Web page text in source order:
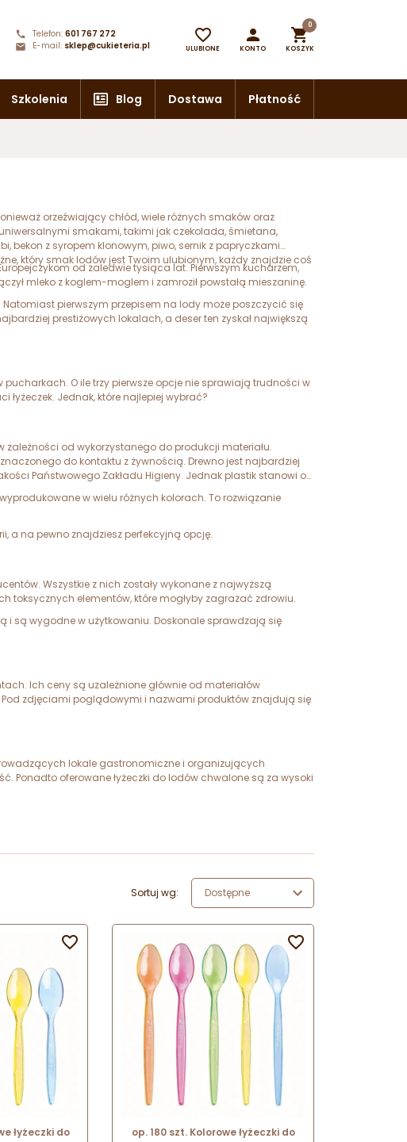
Telefon: 601 767 272
E-mail: sklep@cukieteria.pl

ULUBIONE

KONTO

0
KOSZYK
Szkolenia Blog Dostawa Płatność
orzeźwiający chłód, wiele różnych smaków oraz
smakami, takimi jak czekolada, śmietana,
bekon z syropem klonowym, piwo, sernik z papryczkami
który smak lodów jest Twoim ulubionym, każdy znajdzie coś
od zaledwie tysiąca lat. Pierwszym kucharzem,
mleko z koglem-moglem i zamroził powstałą mieszaninę.
pierwszym przepisem na lody może poszczycić się
prestiżowych lokalach, a deser ten zyskał największą
O ile trzy pierwsze opcje nie sprawiają trudności w
łyżeczek. Jednak, które najlepiej wybrać?
zależności od wykorzystanego do produkcji materiału.
do kontaktu z żywnością. Drewno jest najbardziej
Państwowego Zakładu Higieny. Jednak plastik stanowi o
w wielu różnych kolorach. To rozwiązanie
a na pewno znajdziesz perfekcyjną opcję.
Wszystkie z nich zostały wykonane z najwyższą
elementów, które mogłyby zagrażać zdrowiu.
i są wygodne w użytkowaniu. Doskonale sprawdzają się
Ich ceny są uzależnione głównie od materiałów
Pod zdjęciami poglądowymi i nazwami produktów znajdują się
lokale gastronomiczne i organizujących
Ponadto oferowane łyżeczki do lodów chwalone są za wysoki
Sortuj wg: Dostępne
łyżeczki do

op. 180 szt. Kolorowe łyżeczki do
